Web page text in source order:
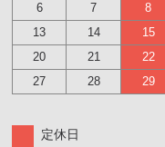
6
7 8
13
14 15
20
21 22
27
28 29
定休日